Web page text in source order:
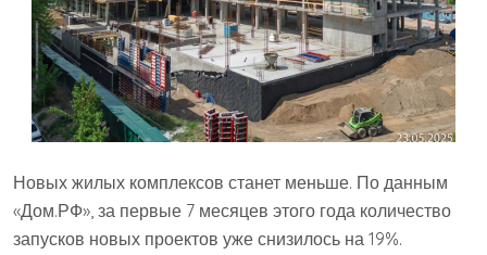
Новых жилых комплексов станет меньше. По данным
«Дом.РФ», за первые 7 месяцев этого года количество
запусков новых проектов уже снизилось на 19%.